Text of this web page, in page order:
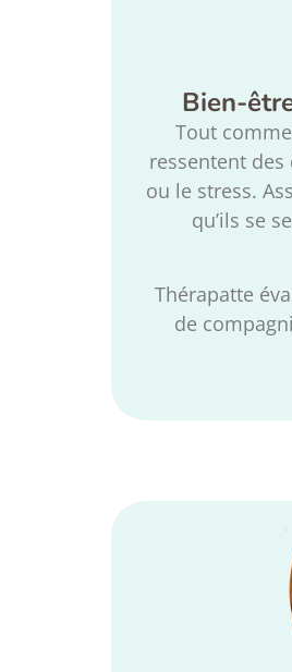
Bien-
Tout
ressentent
ou le stress.
qu’ils se
Thérapatte
de